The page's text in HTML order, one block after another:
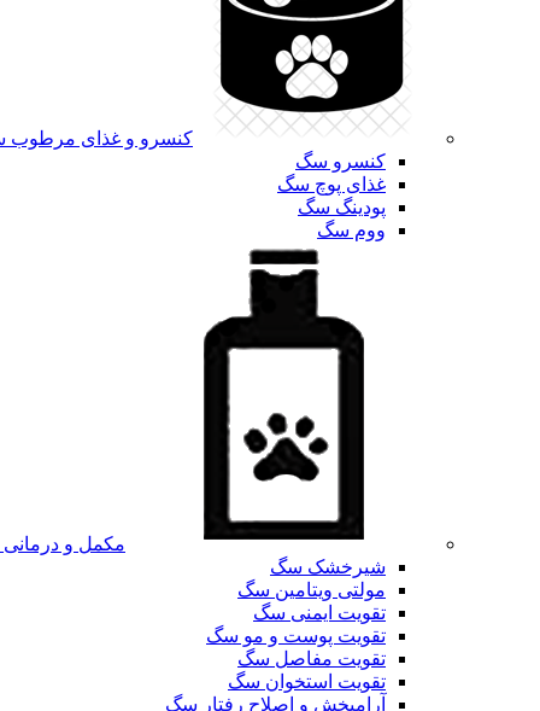
کنسرو و غذای
کنسرو سگ
غذای پوچ سگ
پودینگ سگ
ووم سگ
مکمل و
شیرخشک سگ
مولتی ویتامین سگ
تقویت ایمنی سگ
تقویت پوست و مو سگ
تقویت مفاصل سگ
تقویت استخوان سگ
آرامبخش و اصلاح رفتار سگ